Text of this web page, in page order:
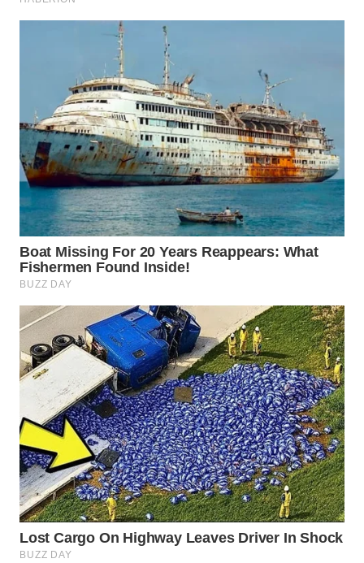
MADURA
WN
SURABAYA
WN
NATUNA
WN
BINTAN
WN
MANDALIKA
WN
LIKUPANG
WN
LABUANBAJO
WN
BORNEO